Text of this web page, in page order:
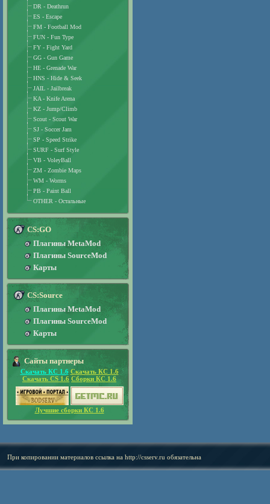
DR - Deathrun
ES - Escape
FM - Football Mod
FUN - Fun Type
FY - Fight Yard
GG - Gun Game
HE - Grenade War
HNS - Hide & Seek
JAIL - Jailbreak
KA - Knife Arena
KZ - Jump/Climb
Scout - Scout War
SJ - Soccer Jam
SP - Speed Strike
SURF - Surf Style
VB - VoleyBall
ZM - Zombie Maps
WM - Worms
PB - Paint Ball
OTHER - Остальные
CS:GO
Плагины MetaMod
Плагины SourceMod
Карты
CS:Source
Плагины MetaMod
Плагины SourceMod
Карты
Сайты партнеры
Скачать КС 1.6 Скачать КС 1.6
Скачать CS 1.6 Сборки КС 1.6
Лучшие сборки КС 1.6
При копировании материалов ссылка на http://csserv.ru обязательна